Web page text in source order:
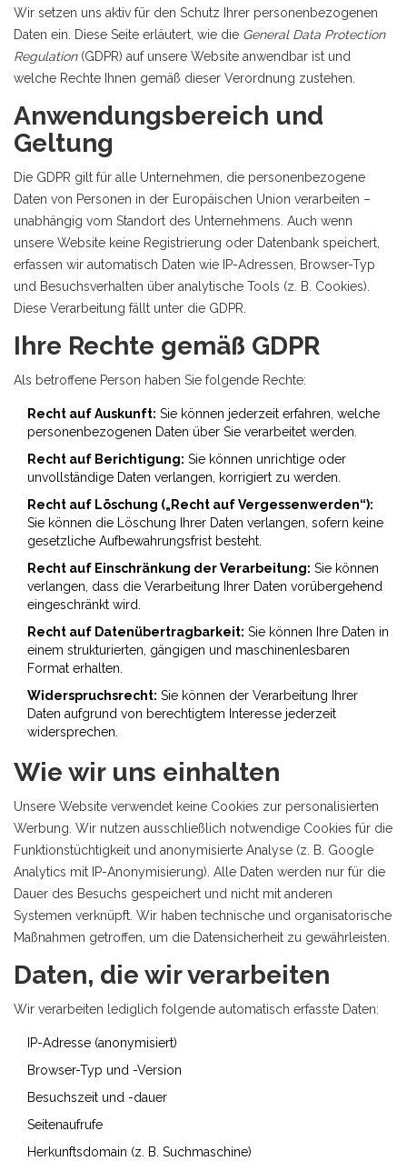
Wir setzen uns aktiv für den Schutz Ihrer personenbezogenen
Daten ein. Diese Seite erläutert, wie die General Data Protection
Regulation(GDPR) auf unsere Website anwendbar ist und
welche Rechte Ihnen gemäß dieser Verordnung zustehen.
Anwendungsbereich und
Geltung
Die GDPR gilt für alle Unternehmen, die personenbezogene
Daten von Personen in der Europäischen Union verarbeiten –
unabhängig vom Standort des Unternehmens. Auch wenn
unsere Website keine Registrierung oder Datenbank speichert,
erfassen wir automatisch Daten wie IP-Adressen, Browser-Typ
und Besuchsverhalten über analytische Tools (z. B. Cookies).
Diese Verarbeitung fällt unter die GDPR.
Ihre Rechte gemäß GDPR
Als betroffene Person haben Sie folgende Rechte:
Recht auf Auskunft: Sie können jederzeit erfahren, welche
personenbezogenen Daten über Sie verarbeitet werden.
Recht auf Berichtigung: Sie können unrichtige oder
unvollständige Daten verlangen, korrigiert zu werden.
Recht auf Löschung („Recht auf Vergessenwerden“):
Sie können die Löschung Ihrer Daten verlangen, sofern keine
gesetzliche Aufbewahrungsfrist besteht.
Recht auf Einschränkung der Verarbeitung: Sie können
verlangen, dass die Verarbeitung Ihrer Daten vorübergehend
eingeschränkt wird.
Recht auf Datenübertragbarkeit: Sie können Ihre Daten in
einem strukturierten, gängigen und maschinenlesbaren
Format erhalten.
Widerspruchsrecht: Sie können der Verarbeitung Ihrer
Daten aufgrund von berechtigtem Interesse jederzeit
widersprechen.
Wie wir uns einhalten
Unsere Website verwendet keine Cookies zur personalisierten
Werbung. Wir nutzen ausschließlich notwendige Cookies für die
Funktionstüchtigkeit und anonymisierte Analyse (z. B. Google
Analytics mit IP-Anonymisierung). Alle Daten werden nur für die
Dauer des Besuchs gespeichert und nicht mit anderen
Systemen verknüpft. Wir haben technische und organisatorische
Maßnahmen getroffen, um die Datensicherheit zu gewährleisten.
Daten, die wir verarbeiten
Wir verarbeiten lediglich folgende automatisch erfasste Daten:
IP-Adresse (anonymisiert)
Browser-Typ und -Version
Besuchszeit und -dauer
Seitenaufrufe
Herkunftsdomain (z. B. Suchmaschine)